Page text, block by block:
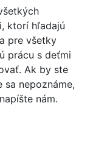
ktorí hľadajú
pre všetky
prácu s deťmi
Ak by ste
nepoznáme,
nám.